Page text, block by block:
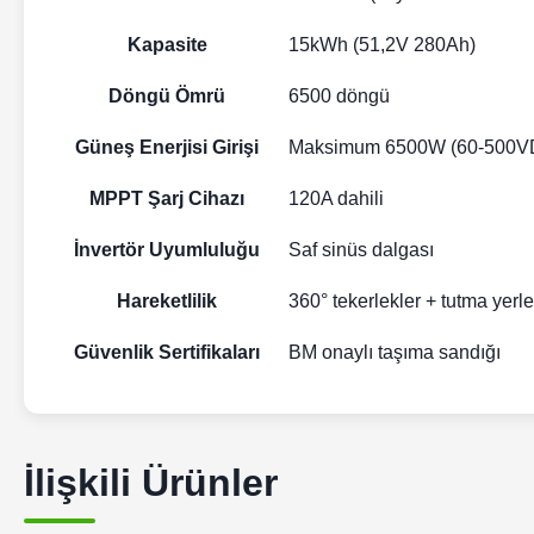
Kapasite 15kWh (51,2V 280Ah)
Döngü Ömrü 6500 döngü
Güneş Enerjisi Girişi Maksimum 6500W (60-
MPPT Şarj Cihazı 120A dahili
İnvertör Uyumluluğu Saf sinüs dalgası
Hareketlilik 360° tekerlekler + tutma
Güvenlik Sertifikaları BM onaylı taşıma sandığı
İlişkili Ürünler